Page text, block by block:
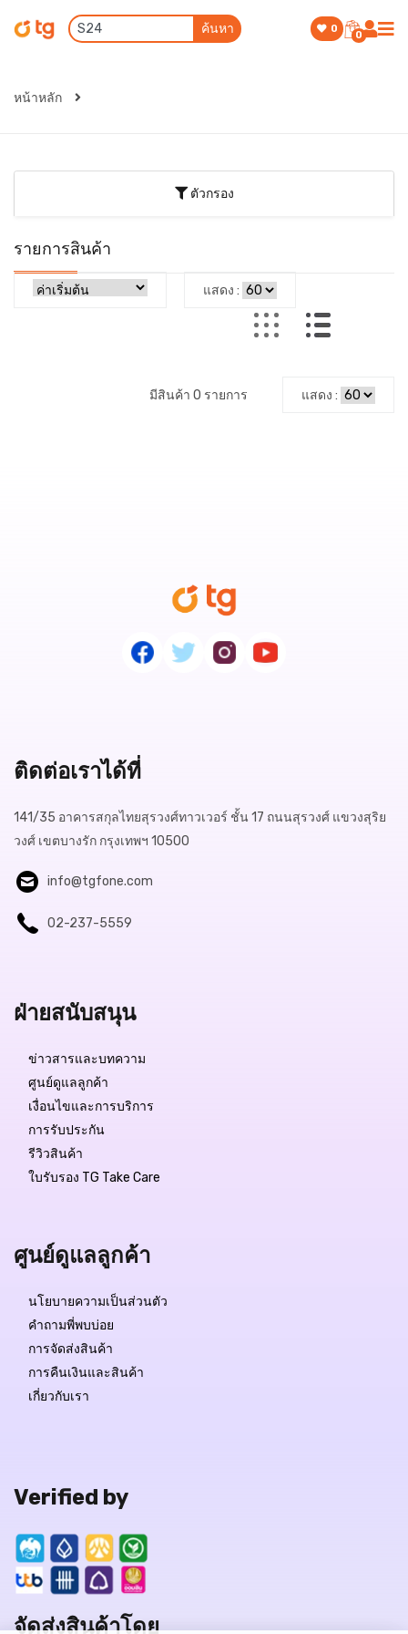
ค้นหา 0
0
หน้าหลัก
ตัวกรอง
รายการสินค้า
แสดง :
มีสินค้า 0 รายการ แสดง :
ติดต่อเราได้ที่
141/35 อาคารสกุลไทยสุรวงศ์ทาวเวอร์ ชั้น 17 ถนนสุรวงศ์ แขวงสุริย
วงศ์ เขตบางรัก กรุงเทพฯ 10500
info@tgfone.com
02-237-5559
ฝ่ายสนับสนุน
ข่าวสารและบทความ
ศูนย์ดูแลลูกค้า
เงื่อนไขและการบริการ
การรับประกัน
รีวิวสินค้า
ใบรับรอง TG Take Care
ศูนย์ดูแลลูกค้า
นโยบายความเป็นส่วนตัว
คำถามพี่พบบ่อย
การจัดส่งสินค้า
การคืนเงินและสินค้า
เกี่ยวกับเรา
Verified by
จัดส่งสินค้าโดย